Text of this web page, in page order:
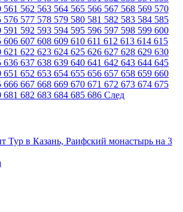
561 562 563 564 565 566 567 568 569 570
576 577 578 579 580 581 582 583 584 585
591 592 593 594 595 596 597 598 599 600
606 607 608 609 610 611 612 613 614 615
621 622 623 624 625 626 627 628 629 630
636 637 638 639 640 641 642 643 644 645
651 652 653 654 655 656 657 658 659 660
666 667 668 669 670 671 672 673 674 675
681 682 683 684 685 686 След